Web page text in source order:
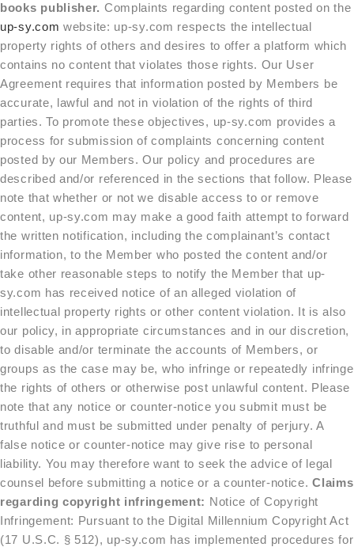
books publisher. Complaints regarding content posted on the
up-sy.com website: up-sy.com respects the intellectual
property rights of others and desires to offer a platform which
contains no content that violates those rights. Our User
Agreement requires that information posted by Members be
accurate, lawful and not in violation of the rights of third
parties. To promote these objectives, up-sy.com provides a
process for submission of complaints concerning content
posted by our Members. Our policy and procedures are
described and/or referenced in the sections that follow. Please
note that whether or not we disable access to or remove
content, up-sy.com may make a good faith attempt to forward
the written notification, including the complainant’s contact
information, to the Member who posted the content and/or
take other reasonable steps to notify the Member that up-
sy.com has received notice of an alleged violation of
intellectual property rights or other content violation. It is also
our policy, in appropriate circumstances and in our discretion,
to disable and/or terminate the accounts of Members, or
groups as the case may be, who infringe or repeatedly infringe
the rights of others or otherwise post unlawful content. Please
note that any notice or counter-notice you submit must be
truthful and must be submitted under penalty of perjury. A
false notice or counter-notice may give rise to personal
liability. You may therefore want to seek the advice of legal
counsel before submitting a notice or a counter-notice.Claims
regarding copyright infringement: Notice of Copyright
Infringement: Pursuant to the Digital Millennium Copyright Act
(17 U.S.C. § 512), up-sy.com has implemented procedures for